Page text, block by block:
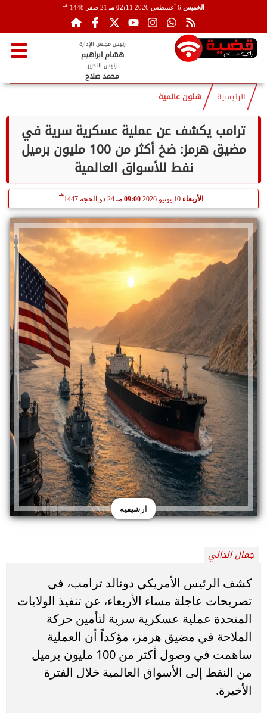
الخميس 6 أغسطس 2026 02:11 مـ 21 صفر 1448 هـ
رئيس مجلس الإدارة
هشام ابراهيم
رئيس التحرير
محمد صلاح
الرئيسية شئون عالمية
ترامب يكشف عن عملية عسكرية سرية في
مضيق هرمز: ضخ أكثر من 100 مليون برميل
نفط للأسواق العالمية
الأربعاء 09:00 مـ 24 ذو الحجة 1447
هـ
ارشيفيه
جمال الدالي
كشف الرئيس الأمريكي دونالد ترامب، في
تصريحات عاجلة مساء الأربعاء، عن تنفيذ الولايات
المتحدة عملية عسكرية سرية لتأمين حركة
الملاحة في مضيق هرمز، مؤكداً أن العملية
ساهمت في وصول أكثر من 100 مليون برميل
من النفط إلى الأسواق العالمية خلال الفترة
الأخيرة.